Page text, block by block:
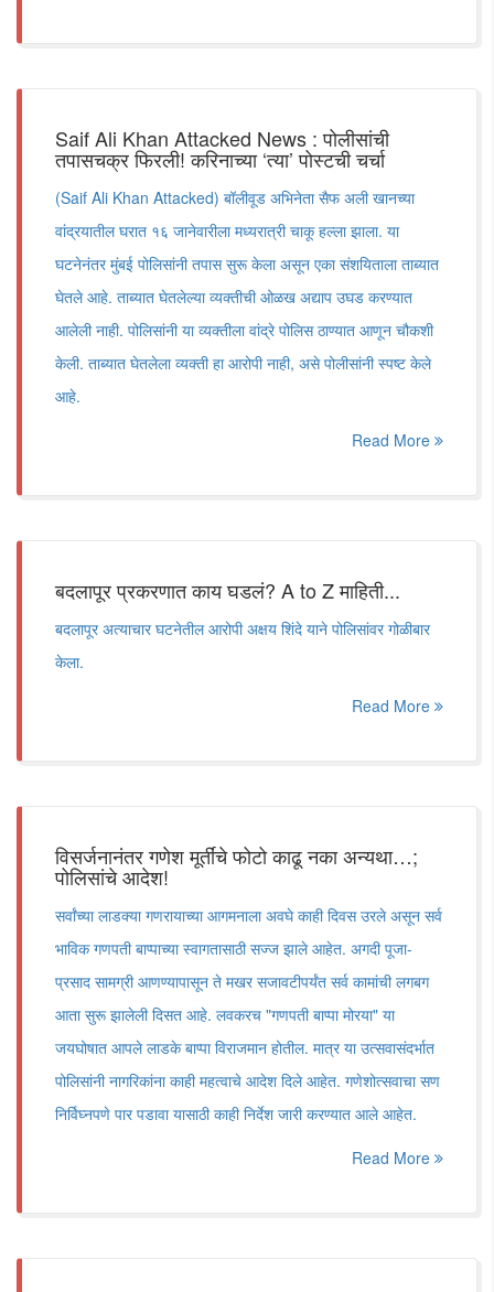
Saif Ali Khan Attacked News : पोलीसांची
तपासचक्र फिरली! करिनाच्या ‘त्या’ पोस्टची चर्चा
(Saif Ali Khan Attacked) बॉलीवूड अभिनेता सैफ अली खानच्या
वांद्रयातील घरात १६ जानेवारीला मध्यरात्री चाकू हल्ला झाला. या
घटनेनंतर मुंबई पोलिसांनी तपास सुरू केला असून एका संशयिताला ताब्यात
घेतले आहे. ताब्यात घेतलेल्या व्यक्तीची ओळख अद्याप उघड करण्यात
आलेली नाही. पोलिसांनी या व्यक्तीला वांद्रे पोलिस ठाण्यात आणून चौकशी
केली. ताब्यात घेतलेला व्यक्ती हा आरोपी नाही, असे पोलीसांनी स्पष्ट केले
आहे.
Read More
बदलापूर प्रकरणात काय घडलं? A to Z माहिती...
बदलापूर अत्याचार घटनेतील आरोपी अक्षय शिंदे याने पोलिसांवर गोळीबार
केला.
Read More
विसर्जनानंतर गणेश मूर्तींचे फोटो काढू नका अन्यथा…;
पोलिसांचे आदेश!
सर्वांच्या लाडक्या गणरायाच्या आगमनाला अवघे काही दिवस उरले असून सर्व
भाविक गणपती बाप्पाच्या स्वागतासाठी सज्ज झाले आहेत. अगदी पूजा-
प्रसाद सामग्री आणण्यापासून ते मखर सजावटीपर्यंत सर्व कामांची लगबग
आता सुरू झालेली दिसत आहे. लवकरच "गणपती बाप्पा मोरया" या
जयघोषात आपले लाडके बाप्पा विराजमान होतील. मात्र या उत्सवासंदर्भात
पोलिसांनी नागरिकांना काही महत्वाचे आदेश दिले आहेत. गणेशोत्सवाचा सण
निर्विघ्नपणे पार पडावा यासाठी काही निर्देश जारी करण्यात आले आहेत.
Read More